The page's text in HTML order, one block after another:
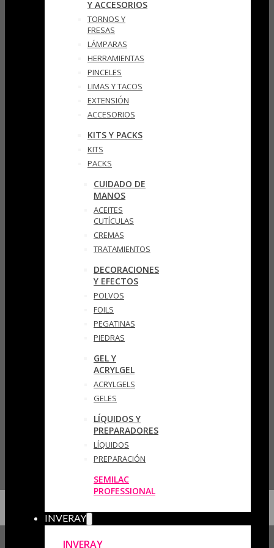
Y ACCESORIOS
TORNOS Y
FRESAS
LÁMPARAS
HERRAMIENTAS
PINCELES
LIMAS Y TACOS
EXTENSIÓN
ACCESORIOS
KITS Y PACKS
KITS
PACKS
CUIDADO DE
MANOS
ACEITES
CUTÍCULAS
CREMAS
TRATAMIENTOS
DECORACIONES
Y EFECTOS
POLVOS
FOILS
PEGATINAS
PIEDRAS
GEL Y
ACRYLGEL
ACRYLGELS
GELES
LÍQUIDOS Y
PREPARADORES
LÍQUIDOS
PREPARACIÓN
SEMILAC
PROFESSIONAL
INVERAY
INVERAY